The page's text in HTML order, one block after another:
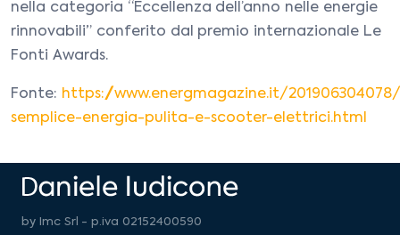
nella categoria “Eccellenza dell’anno nelle energie
rinnovabili” conferito dal premio internazionale Le
Fonti Awards.
Fonte: https://www.energmagazine.it/
semplice-energia-pulita-e-scooter-elettrici.html
by Imc Srl - p.iva 02152400590